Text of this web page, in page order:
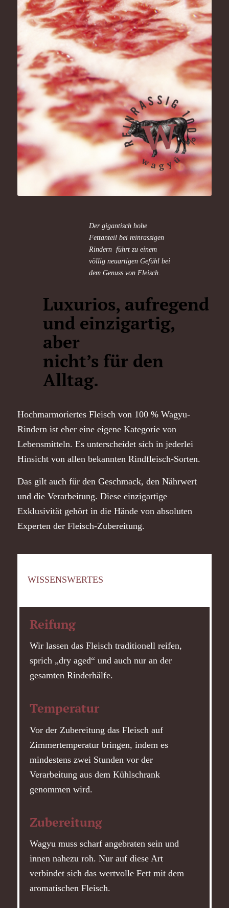
Der gigantisch hohe
Fettanteil bei reinrassigen
Rindern führt zu einem
völlig neuartigen Gefühl bei
dem Genuss von Fleisch.
Luxurios, aufregend
und einzigartig,
aber
nicht’s für den
Alltag.
Hochmarmoriertes Fleisch von 100 % Wagyu-
Rindern ist eher eine eigene Kategorie von
Lebensmitteln. Es unterscheidet sich in jederlei
Hinsicht von allen bekannten Rindfleisch-Sorten.
Das gilt auch für den Geschmack, den Nährwert
und die Verarbeitung. Diese einzigartige
Exklusivität gehört in die Hände von absoluten
Experten der Fleisch-Zubereitung.
WISSENSWERTES
Reifung
Wir lassen das Fleisch traditionell reifen,
sprich „dry aged“ und auch nur an der
gesamten Rinderhälfe.
Temperatur
Vor der Zubereitung das Fleisch auf
Zimmertemperatur bringen, indem es
mindestens zwei Stunden vor der
Verarbeitung aus dem Kühlschrank
genommen wird.
Zubereitung
Wagyu muss scharf angebraten sein und
innen nahezu roh. Nur auf diese Art
verbindet sich das wertvolle Fett mit dem
aromatischen Fleisch.